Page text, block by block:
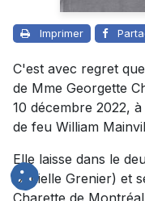
Imprimer
C'est avec regret
de Mme Georgette
10 décembre 2022, à
de feu William
Elle laisse dans le
Danielle Grenier) et
Charette de